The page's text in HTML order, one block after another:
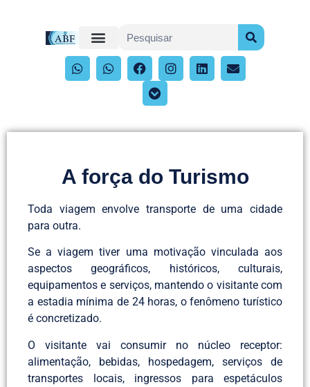
A força do Turismo
Toda viagem envolve transporte de uma cidade
para outra.
Se a viagem tiver uma motivação vinculada aos
aspectos geográficos, históricos, culturais,
equipamentos e serviços, mantendo o visitante com
a estadia mínima de 24 horas, o fenômeno turístico
é concretizado.
O visitante vai consumir no núcleo receptor:
alimentação, bebidas, hospedagem, serviços de
transportes locais, ingressos para espetáculos